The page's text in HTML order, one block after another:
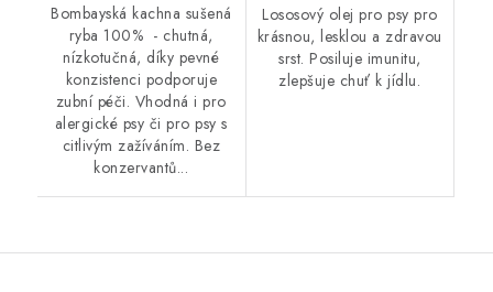
Bombayská kachna sušená
ryba 100% - chutná,
nízkotučná, díky pevné
konzistenci podporuje
zubní péči. Vhodná i pro
alergické psy či pro psy s
citlivým zažíváním. Bez
konzervantů...
Lososový olej pro psy pro
krásnou, lesklou a zdravou
srst. Posiluje imunitu,
zlepšuje chuť k jídlu.